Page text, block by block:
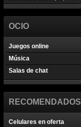
OCIO
Juegos online
Música
Salas de chat
RECOMENDADOS
Celulares en oferta